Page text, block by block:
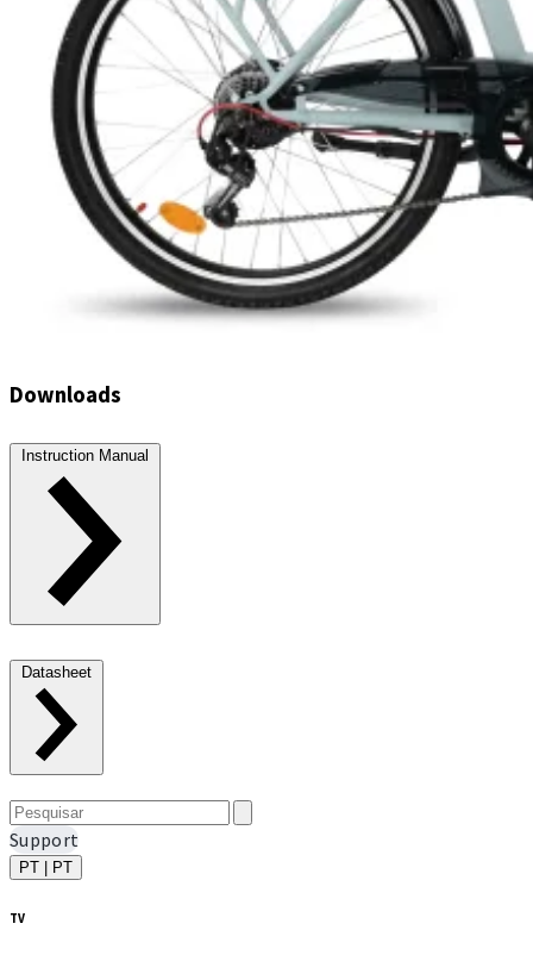
Downloads
Instruction Manual
Datasheet
Support
PT | PT
TV